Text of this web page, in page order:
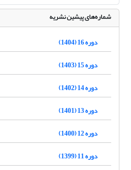
شماره‌های پیشین نشریه
دوره 16 (1404)
دوره 15 (1403)
دوره 14 (1402)
دوره 13 (1401)
دوره 12 (1400)
دوره 11 (1399)